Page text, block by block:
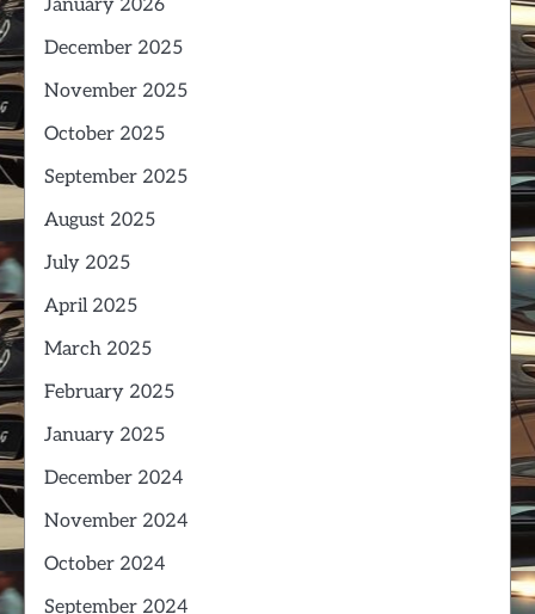
January 2026
December 2025
November 2025
October 2025
September 2025
August 2025
July 2025
April 2025
March 2025
February 2025
January 2025
December 2024
November 2024
October 2024
September 2024